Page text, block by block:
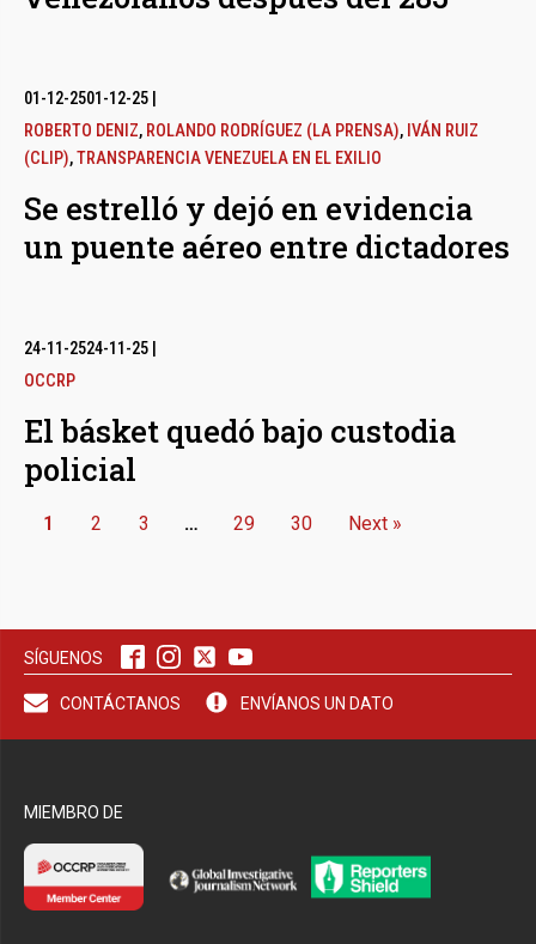
01-12-2501-12-25
ROBERTO DENIZ, ROLANDO RODRÍGUEZ (LA PRENSA), IVÁN RUIZ
(CLIP),TRANSPARENCIA VENEZUELA EN EL EXILIO
Se estrelló y dejó en evidencia
un puente aéreo entre dictadores
24-11-2524-11-25
OCCRP
El básket quedó bajo custodia
policial
1 2 3 … 29 30 Next »
SÍGUENOS
CONTÁCTANOS ENVÍANOS UN DATO
MIEMBRO DE